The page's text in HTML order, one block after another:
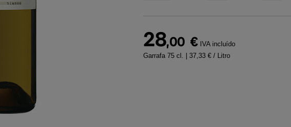
28,00 € IVA incluído
Garrafa 75 cl. | 37,33 € / Litro